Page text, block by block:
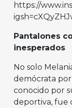
https://
Pantalones
inesperados
No solo
demócrata
conocido por
deportiva, fue